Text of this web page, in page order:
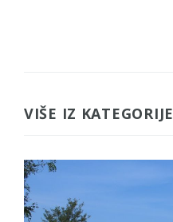
VIŠE IZ KATEGORIJE